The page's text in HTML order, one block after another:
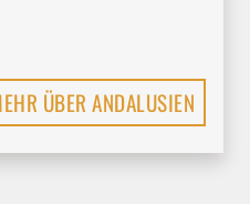
Vielfalt und Genuss der
ÜBER ANDALUSIEN